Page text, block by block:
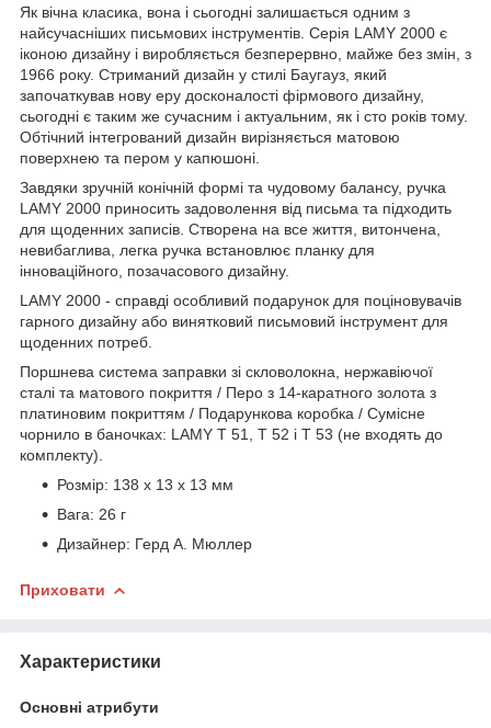
Як вічна класика, вона і сьогодні залишається одним з
найсучасніших письмових інструментів. Серія LAMY 2000 є
іконою дизайну і виробляється безперервно, майже без змін, з
1966 року. Стриманий дизайн у стилі Баугауз, який
започаткував нову еру досконалості фірмового дизайну,
сьогодні є таким же сучасним і актуальним, як і сто років тому.
Обтічний інтегрований дизайн вирізняється матовою
поверхнею та пером у капюшоні.
Завдяки зручній конічній формі та чудовому балансу, ручка
LAMY 2000 приносить задоволення від письма та підходить
для щоденних записів. Створена на все життя, витончена,
невибаглива, легка ручка встановлює планку для
інноваційного, позачасового дизайну.
LAMY 2000 - справді особливий подарунок для поціновувачів
гарного дизайну або винятковий письмовий інструмент для
щоденних потреб.
Поршнева система заправки зі скловолокна, нержавіючої
сталі та матового покриття / Перо з 14-каратного золота з
платиновим покриттям / Подарункова коробка / Сумісне
чорнило в баночках: LAMY T 51, T 52 і T 53 (не входять до
комплекту).
Розмір: 138 x 13 x 13 мм
Вага: 26 г
Дизайнер: Герд А. Мюллер
Приховати
Характеристики
Основні атрибути